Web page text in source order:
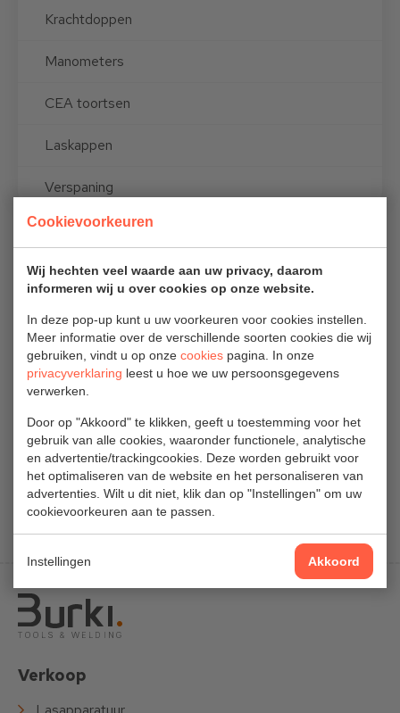
Cookievoorkeuren
Wij hechten veel waarde aan uw privacy, daarom
informeren wij u over cookies op onze website.
In deze pop-up kunt u uw voorkeuren voor cookies instellen.
Meer informatie over de verschillende soorten cookies die wij
gebruiken, vindt u op onze cookies pagina. In onze
privacyverklaring leest u hoe we uw persoonsgegevens
verwerken.
Door op "Akkoord" te klikken, geeft u toestemming voor het
gebruik van alle cookies, waaronder functionele, analytische
en advertentie/trackingcookies. Deze worden gebruikt voor
het optimaliseren van de website en het personaliseren van
advertenties. Wilt u dit niet, klik dan op "Instellingen" om uw
cookievoorkeuren aan te passen.
Instellingen Akkoord
Krachtdoppen
Manometers
CEA toortsen
Laskappen
Verspaning
Norton BDX
Vlaklamellen
€ 5,83 excl.
btw
€ 7,05 incl. btw
Verkoop